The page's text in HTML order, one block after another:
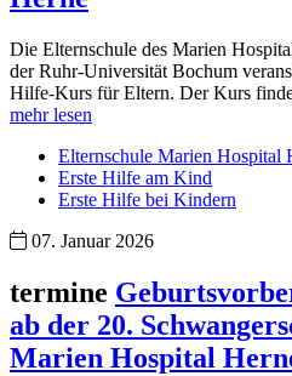
Die Elternschule des Marien
der Ruhr-Universität Bochum
Hilfe-Kurs für Eltern. Der Kurs
mehr lesen
Elternschule Marien Hospital
Erste Hilfe am Kind
Erste Hilfe bei Kindern
07. Januar 2026
termine
ab der 20.
Marien Hospital